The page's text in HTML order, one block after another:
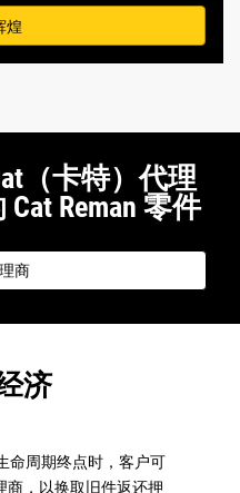
煌
（卡特）代理
Reman 零件
商
济
命周期终点时，客户可
商，以换取旧件返还押